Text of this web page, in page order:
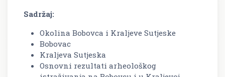
Sadržaj:
Okolina Bobovca i Kraljeve Sutjeske
Bobovac
Kraljeva Sutjeska
Osnovni rezultati arheološkog